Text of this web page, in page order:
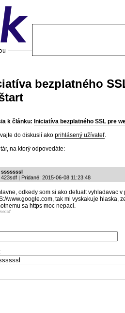
bezplatného
k článku: Iniciatíva bezplatného SSL pre
do diskusií ako prihlásený užívateľ.
na ktorý odpovedáte:
sssssssl
| Pridané: 2015-06-08 11:23:48
odkedy som si ako defualt vyhladavac v
www.google.com, tak mi vyskakuje hlaska,
sa https moc nepaci.